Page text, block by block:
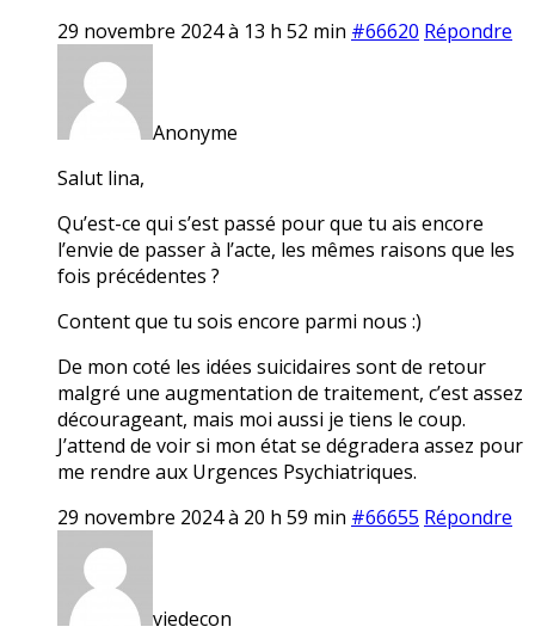
29 novembre 2024 à 13 h 52 min #66620 Répondre
Anonyme
Salut lina,
Qu’est-ce qui s’est passé pour que tu ais encore
l’envie de passer à l’acte, les mêmes raisons que les
fois précédentes ?
Content que tu sois encore parmi nous :)
De mon coté les idées suicidaires sont de retour
malgré une augmentation de traitement, c’est assez
décourageant, mais moi aussi je tiens le coup.
J’attend de voir si mon état se dégradera assez pour
me rendre aux Urgences Psychiatriques.
29 novembre 2024 à 20 h 59 min #66655 Répondre
viedecon